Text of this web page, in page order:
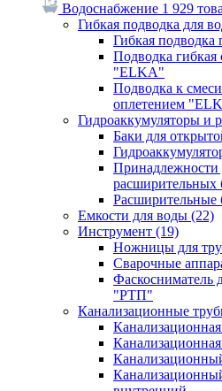
Водоснабжение 1 929
Гибкая подводка для
Гибкая
Подводка
"ELKA"
Подводка к
оплетением
Гидроаккумуляторы и
Баки для
Принадлежности
расширительных
Расширительные
Емкости для воды (22)
Инструмент (19)
Ножницы для
Сварочные
Фаскосниматель
"РТП"
Канализационные